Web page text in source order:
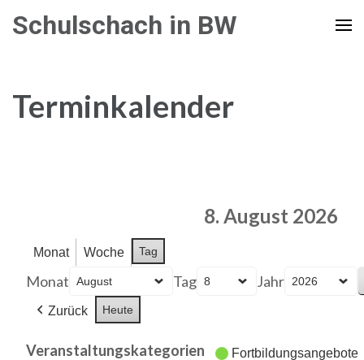
Inhalt
drücken)
Schulschach in BW
Terminkalender
8. August 2026
Monat Woche Tag
Monat Tag Jahr
Zurück Heute
Veranstaltungskategorien Fortbildungsangebote